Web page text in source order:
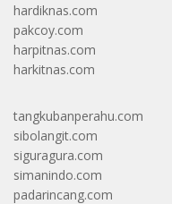
hardiknas.com
pakcoy.com
harpitnas.com
harkitnas.com
tangkubanperahu.com
sibolangit.com
siguragura.com
simanindo.com
padarincang.com